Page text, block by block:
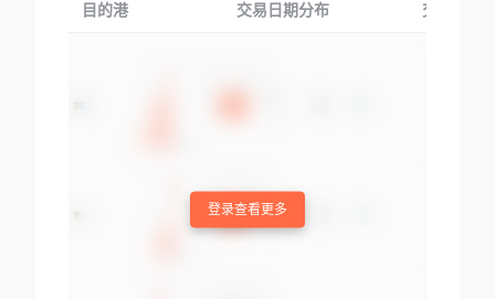
目的港 交易日期分布 交易产品
登录查看更多